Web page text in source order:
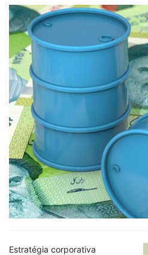
Estratégia corporativa